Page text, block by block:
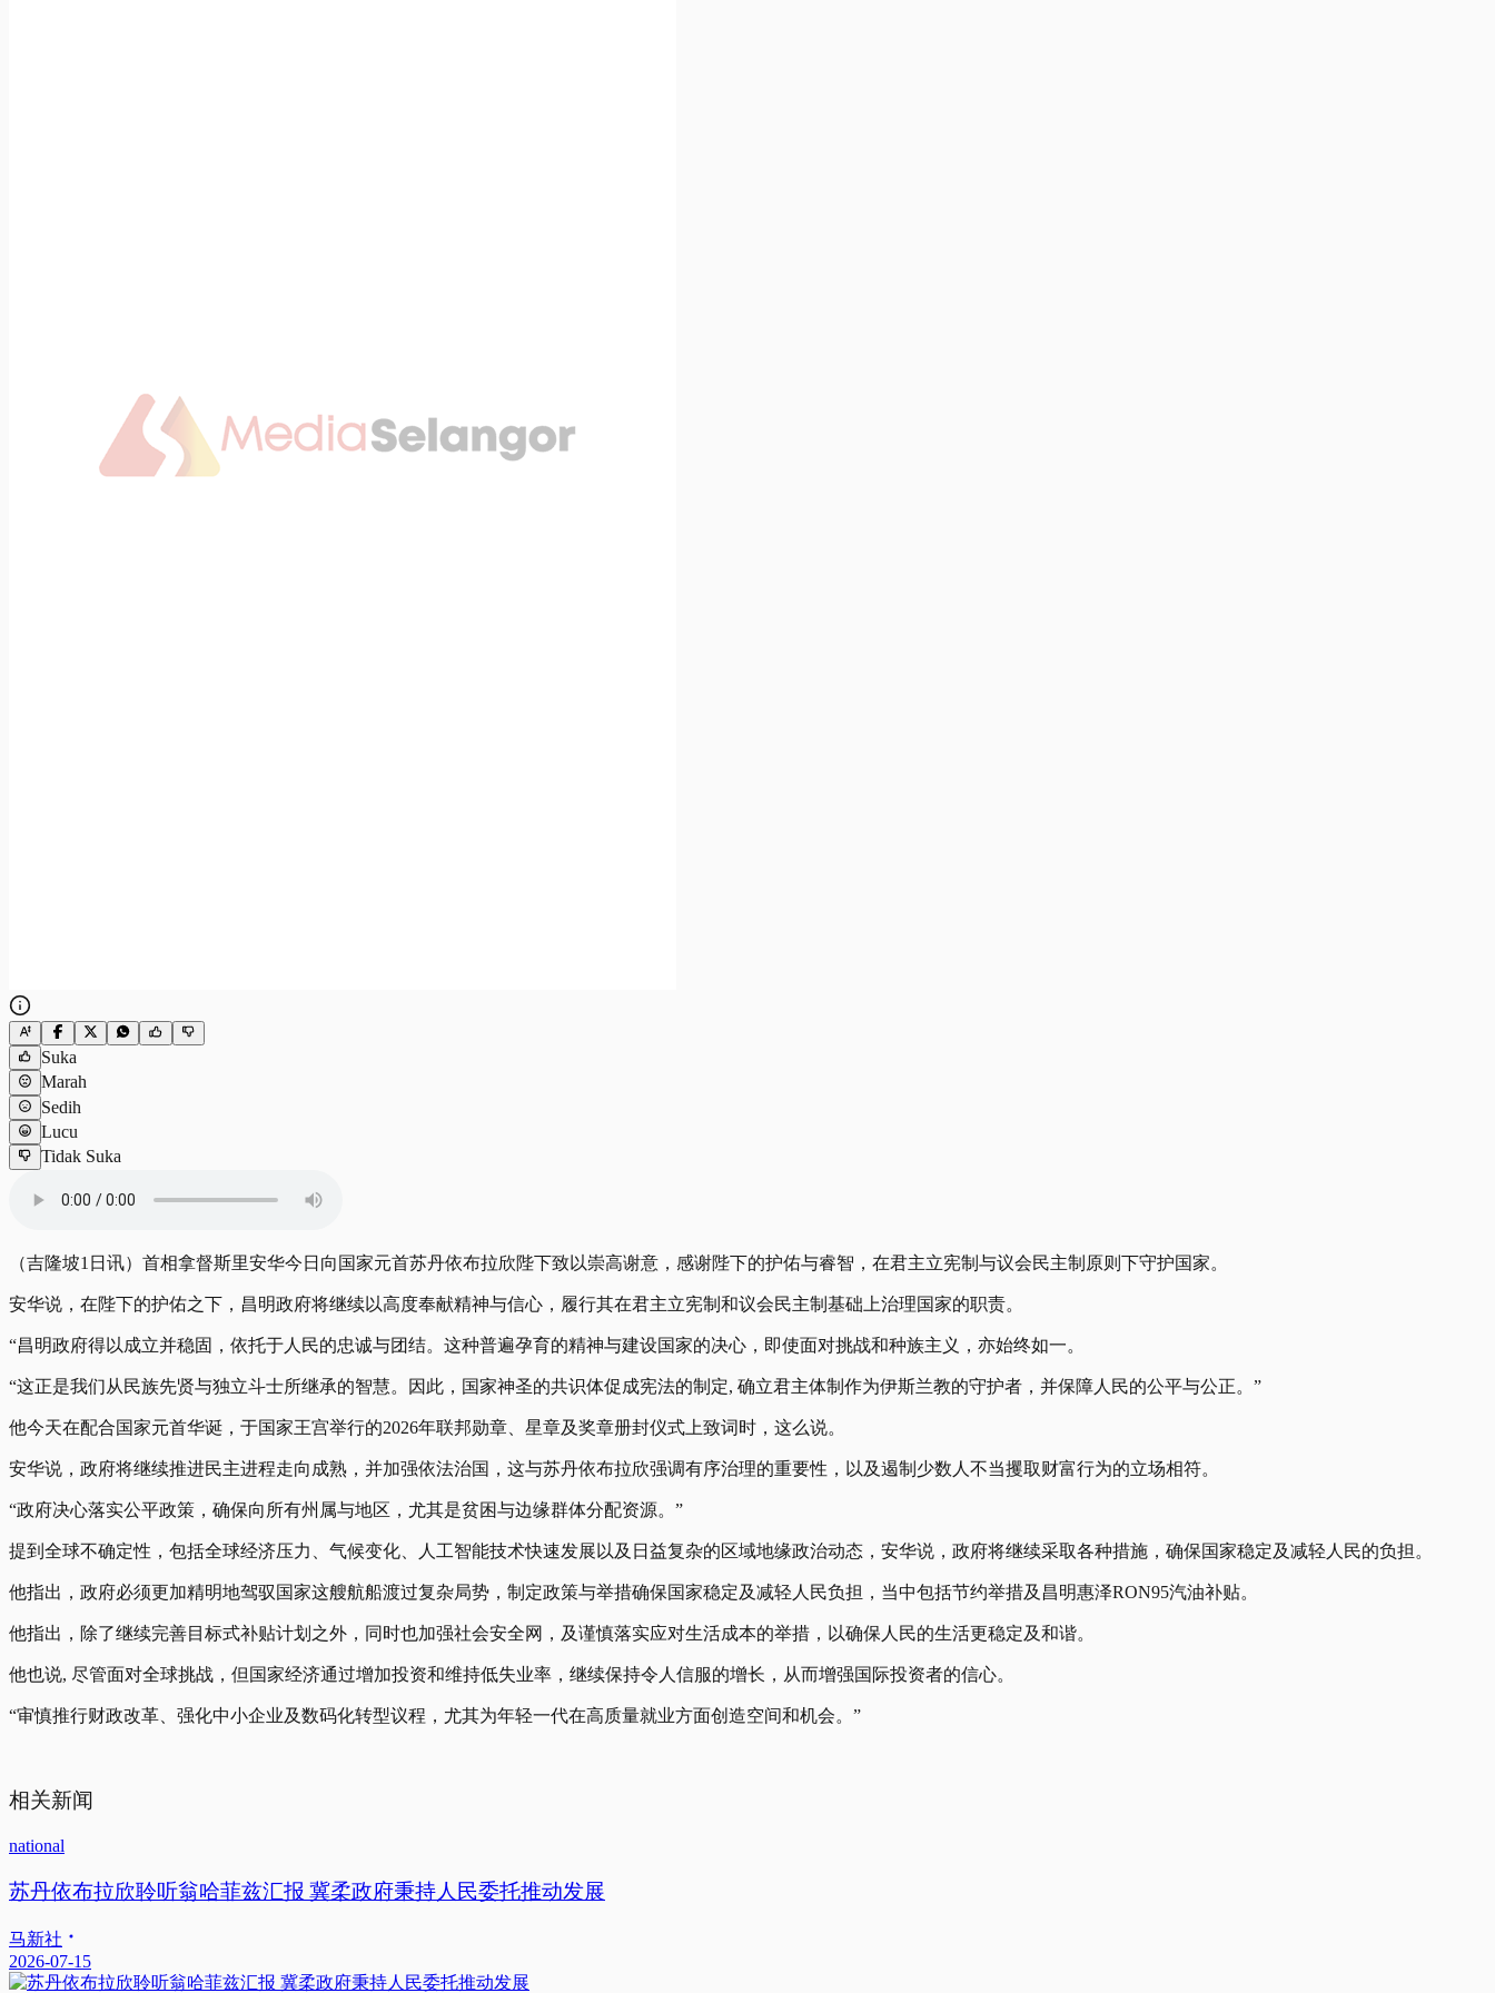
Suka
Marah
Sedih
Lucu
Tidak Suka
（吉隆坡1日讯）首相拿督斯里安华今日向国家元首苏丹依布拉欣陛下致以崇高谢意，感谢陛下的护佑与睿智，在君主立宪制与议会民主制原则下守护国家。
安华说，在陛下的护佑之下，昌明政府将继续以高度奉献精神与信心，履行其在君主立宪制和议会民主制基础上治理国家的职责。
“昌明政府得以成立并稳固，依托于人民的忠诚与团结。这种普遍孕育的精神与建设国家的决心，即使面对挑战和种族主义，亦始终如一。
“这正是我们从民族先贤与独立斗士所继承的智慧。因此，国家神圣的共识体促成宪法的制定, 确立君主体制作为伊斯兰教的守护者，并保障人民的公平与公正。”
他今天在配合国家元首华诞，于国家王宫举行的2026年联邦勋章、星章及奖章册封仪式上致词时，这么说。
安华说，政府将继续推进民主进程走向成熟，并加强依法治国，这与苏丹依布拉欣强调有序治理的重要性，以及遏制少数人不当攫取财富行为的立场相符。
“政府决心落实公平政策，确保向所有州属与地区，尤其是贫困与边缘群体分配资源。”
提到全球不确定性，包括全球经济压力、气候变化、人工智能技术快速发展以及日益复杂的区域地缘政治动态，安华说，政府将继续采取各种措施，确保国家稳定及减轻人民的负担。
他指出，政府必须更加精明地驾驭国家这艘航船渡过复杂局势，制定政策与举措确保国家稳定及减轻人民负担，当中包括节约举措及昌明惠泽RON95汽油补贴。
他指出，除了继续完善目标式补贴计划之外，同时也加强社会安全网，及谨慎落实应对生活成本的举措，以确保人民的生活更稳定及和谐。
他也说, 尽管面对全球挑战，但国家经济通过增加投资和维持低失业率，继续保持令人信服的增长，从而增强国际投资者的信心。
“审慎推行财政改革、强化中小企业及数码化转型议程，尤其为年轻一代在高质量就业方面创造空间和机会。”
相关新闻
national
苏丹依布拉欣聆听翁哈菲兹汇报 冀柔政府秉持人民委托推动发展
马新社
2026-07-15